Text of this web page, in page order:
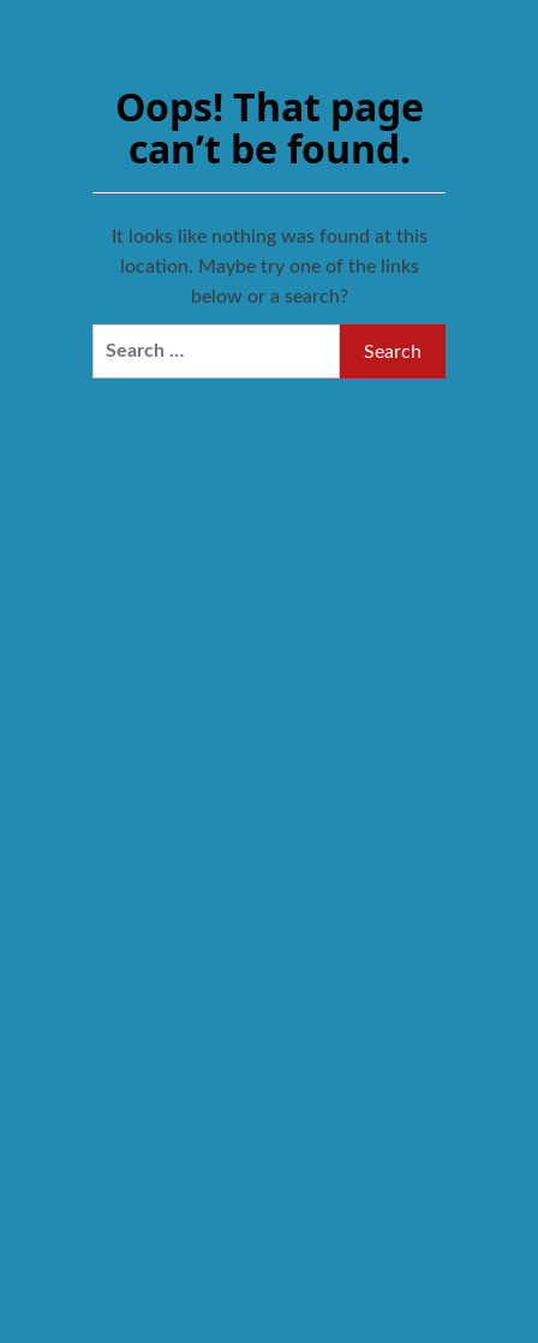
Oops! That page
can’t be found.
It looks like nothing was found at this
location. Maybe try one of the links
below or a search?